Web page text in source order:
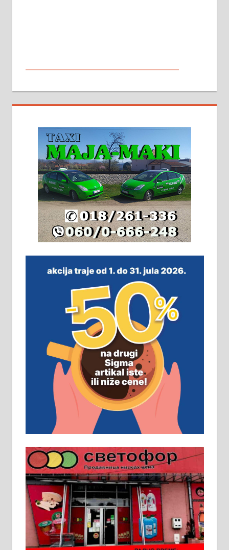
стамбене целине једна уз другу.
2х150м2, две гараже, централно
грејање на гас и дрва. Две
адресе. 063/71-74-023
Издајем комплетно опремљену
халу на Житковачком путу, на
плацу површине око 7 ари.
064/321-80-51; 063/102-35-25
незавршена кућа површине 160
м2 са плацем од 8 ари у Зеленом
виру у Алексинцу. Могућа
замена. 064/21-63-584
ПОСЛОВНИ ОГЛАСИ
Рудник и флотација Рудник
д.о.о. Рудник запошљава 20
помоћника рудара. Услови:
Основна школа, пожељно радно
искуство на истим и сличним
пословима, али не и неопходан
услов. Обезбеђен смештај,
превоз, исхрана. 032/57-41-122 –
локал 22
Пружам услуге завршних радова
у грађевини, хидроизолације и
молерских радова. 061/25-28-058
Ало таксију потребан возач са Б
категоријом. 064/02-85-511